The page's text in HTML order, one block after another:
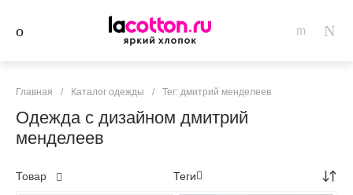
Главная / Каталог одежды / Тег: дмитрий менделеев
Одежда с дизайном дмитрий
менделеев
Товар Теги